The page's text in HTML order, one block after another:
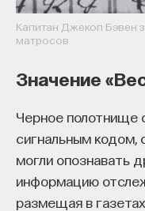
Капитан Джекоп Бэвен
матросов
Значение
Черное полотнище
сигнальным
могли опознавать
информацию
размещая в